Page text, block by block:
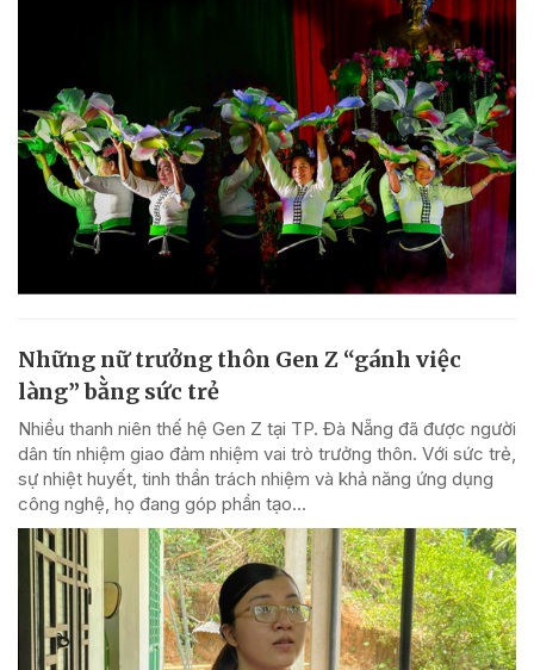
Những nữ trưởng thôn Gen Z “gánh việc
làng” bằng sức trẻ
Nhiều thanh niên thế hệ Gen Z tại TP. Đà Nẵng đã được người
dân tín nhiệm giao đảm nhiệm vai trò trưởng thôn. Với sức trẻ,
sự nhiệt huyết, tinh thần trách nhiệm và khả năng ứng dụng
công nghệ, họ đang góp phần tạo...